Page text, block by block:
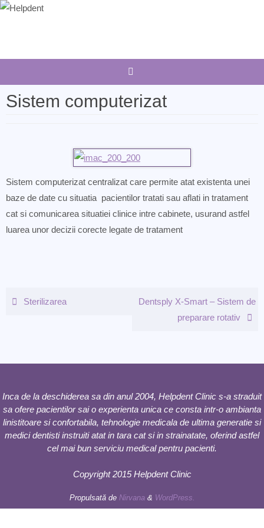
Sari
Sistem computerizat
Sistem computerizat centralizat care permite atat existenta unei
baze de date cu situatia pacientilor tratati sau aflati in tratament
cat si comunicarea situatiei clinice intre cabinete, usurand astfel
luarea unor decizii corecte legate de tratament
Sterilizarea
Dentsply X-Smart – Sistem de
preparare rotativ
Inca de la deschiderea sa din anul 2004, Helpdent Clinic s-a straduit
sa ofere pacientilor sai o experienta unica ce consta intr-o ambianta
linistitoare si confortabila, tehnologie medicala de ultima generatie si
medici dentisti instruiti atat in tara cat si in strainatate, oferind astfel
cel mai bun serviciu medical pentru pacienti.
Copyright 2015 Helpdent Clinic
Propulsată de Nirvana& WordPress.